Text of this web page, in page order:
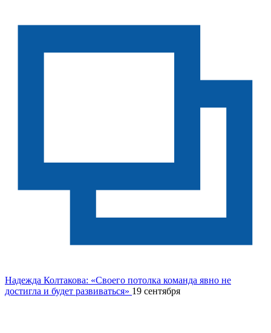
Надежда Колтакова: «Своего потолка команда явно не
достигла и будет развиваться» 19 сентября